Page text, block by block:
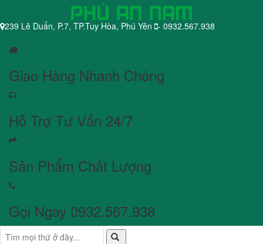
239 Lê Duẩn, P.7, TP.Tuy Hòa, Phú Yên - 0932.567.938
Giao Hàng Nhanh Chóng
Hỗ Trợ Tư Vấn 24/7
Sản Phẩm Chất Lượng
Gọi Ngay 0932.567.938